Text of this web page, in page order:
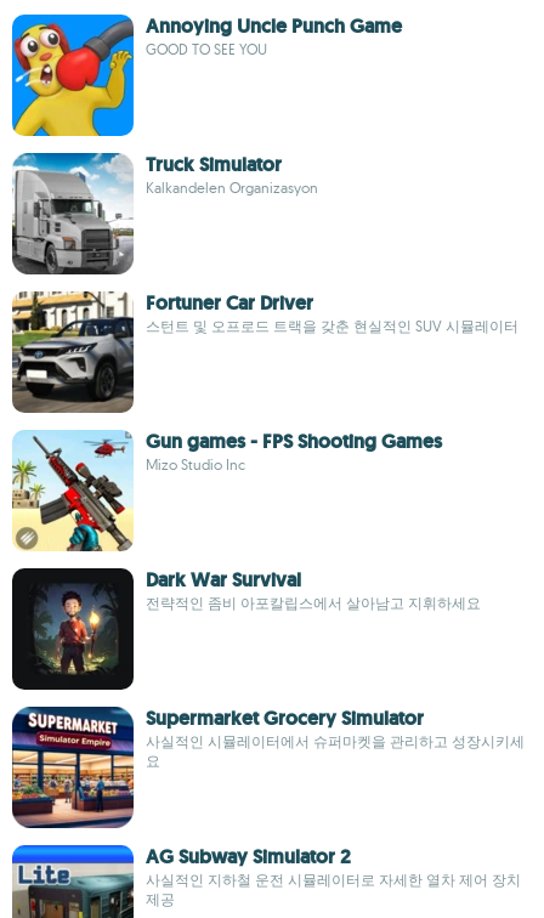
Annoying Uncle Punch Game
GOOD TO SEE YOU
Truck Simulator
Kalkandelen Organizasyon
Fortuner Car Driver
스턴트 및 오프로드 트랙을 갖춘 현실적인 SUV 시뮬레이터
Gun games - FPS Shooting Games
Mizo Studio Inc
Dark War Survival
전략적인 좀비 아포칼립스에서 살아남고 지휘하세요
Supermarket Grocery Simulator
사실적인 시뮬레이터에서 슈퍼마켓을 관리하고 성장시키세
요
AG Subway Simulator 2
사실적인 지하철 운전 시뮬레이터로 자세한 열차 제어 장치
제공